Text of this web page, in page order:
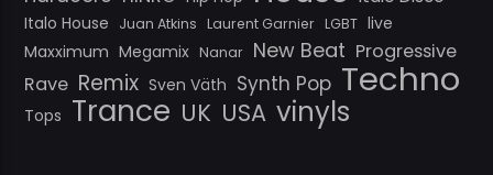
Italo House Juan Atkins Laurent Garnier LGBT live
Maxximum Megamix Nanar New Beat Progressive
Rave Remix Sven Väth Synth Pop Techno
Tops Trance UK USA vinyls